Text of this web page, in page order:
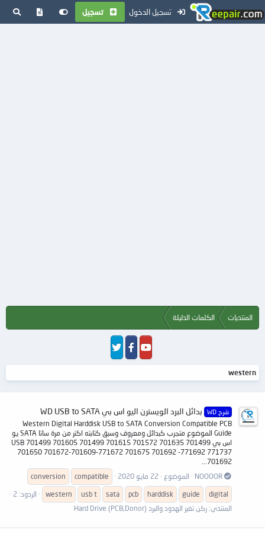
تسجيل الدخول تسجيل
المنتديات الكلمات الدليلة
western
شرح WD بدائل البرد الويسترن اليو اس بي WD USB to SATA
Western Digital Harddisk USB to SATA Conversion Compatible PCB
Guide الموضوع متجرب كبدائل ومعروف وسبق كتابته اكتر من مرة ساتا SATA يو
اس بي USB 701499 701605 701499 701615 701572 701635 701499
701650 701672-701609-771672 701675 701692 -771692 771737
701692...
NOOOOR
الموضوع 22 مايو 2020 compatible
conversion
digital
guide
harddisk
pcb
sata
usb t
western
الردود: 2
المنتدى: ركن تغير الهدود والبرد Hard Drive (PCB,Donor)